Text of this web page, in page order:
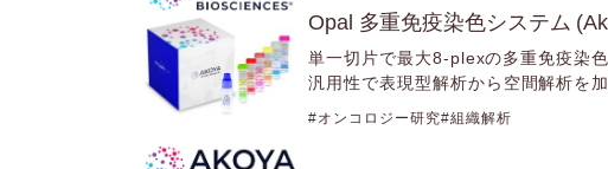
Opal 多重免疫染色システム
単一切片で最大8-plexの多重免疫染
汎用性で表現型解析から空間解析を
オンコロジー研究 組織解析